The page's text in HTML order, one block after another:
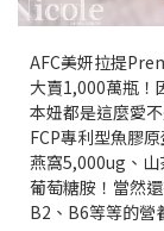
AFC美妍拉提
大賣1,000萬瓶！
本妞都是這麼愛
FCP專利型魚膠
燕窩5,000ug、
葡萄糖胺！當然
B2、B6等等的營